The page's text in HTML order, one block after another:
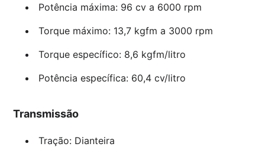
Potência máxima: 96 cv a 6000 rpm
Torque máximo: 13,7 kgfm a 3000 rpm
Torque específico: 8,6 kgfm/litro
Potência específica: 60,4 cv/litro
Transmissão
Tração: Dianteira